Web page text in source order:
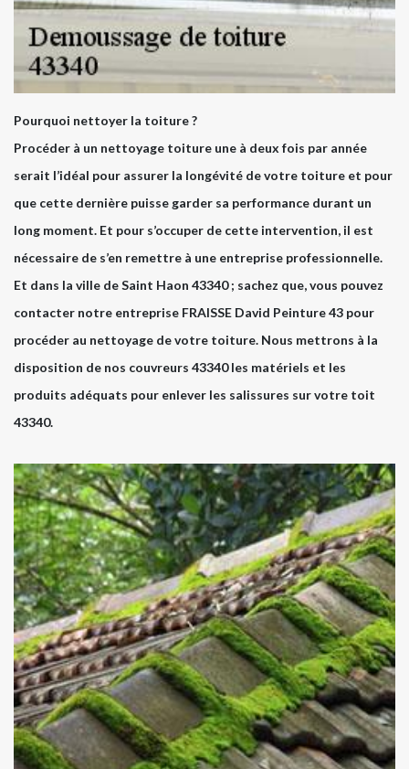
Pourquoi nettoyer la toiture ?
Procéder à un nettoyage toiture une à deux fois par année
serait l’idéal pour assurer la longévité de votre toiture et pour
que cette dernière puisse garder sa performance durant un
long moment. Et pour s’occuper de cette intervention, il est
nécessaire de s’en remettre à une entreprise professionnelle.
Et dans la ville de Saint Haon 43340 ; sachez que, vous pouvez
contacter notre entreprise FRAISSE David Peinture 43 pour
procéder au nettoyage de votre toiture. Nous mettrons à la
disposition de nos couvreurs 43340 les matériels et les
produits adéquats pour enlever les salissures sur votre toit
43340.